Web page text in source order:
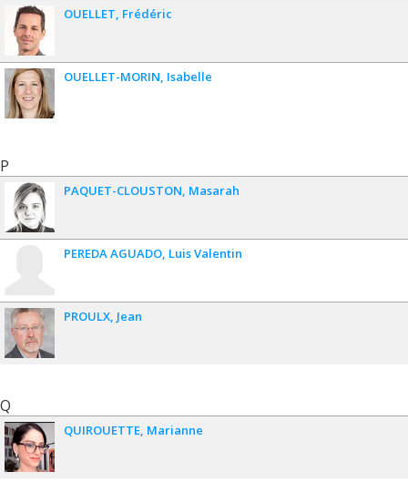
OUELLET Frédéric
OUELLET-MORIN Isabelle
P
PAQUET-CLOUSTON Masarah
PEREDA AGUADO Luis Valentin
PROULX Jean
Q
QUIROUETTE Marianne